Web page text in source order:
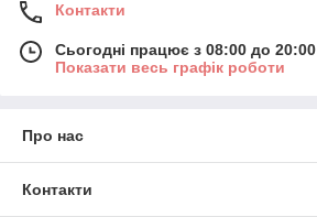
Контакти
Сьогодні працює з 08:00 до 20:00
Показати весь графік роботи
Про нас
Контакти